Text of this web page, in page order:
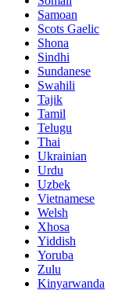
Samoan
Scots Gaelic
Shona
Sindhi
Sundanese
Swahili
Tajik
Tamil
Telugu
Thai
Ukrainian
Urdu
Uzbek
Vietnamese
Welsh
Xhosa
Yiddish
Yoruba
Zulu
Kinyarwanda